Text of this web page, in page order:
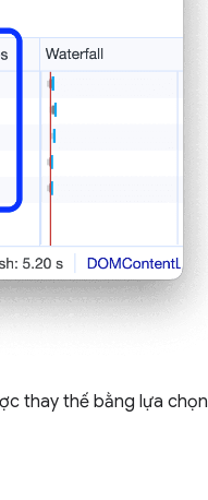
thay thế bằng lựa chọn